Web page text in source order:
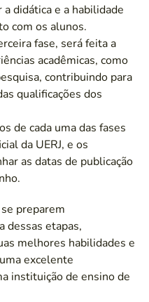
didática e a habilidade
com os alunos.
fase, será feita a
acadêmicas, como
contribuindo para
qualificações dos
de cada uma das fases
da UERJ, e os
as datas de publicação
preparem
dessas etapas,
melhores habilidades e
excelente
instituição de ensino de